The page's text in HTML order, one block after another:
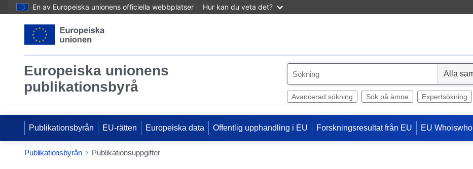
En av Europeiska unionens officiella webbplatser Hur kan du veta det?
Europeiska unionens
publikationsbyrå
e
Avancerad sökning Sök på ämne Expertsökning
Publikationsbyrån EU-rätten Europeiska data Offentlig upphandling i EU Forskningsresultat från EU EU Whoiswho
Publikationsbyrån Publikationsuppgifter